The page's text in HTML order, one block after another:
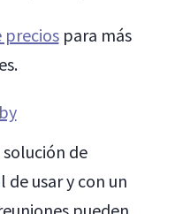
preciospara más
de
usar y con un